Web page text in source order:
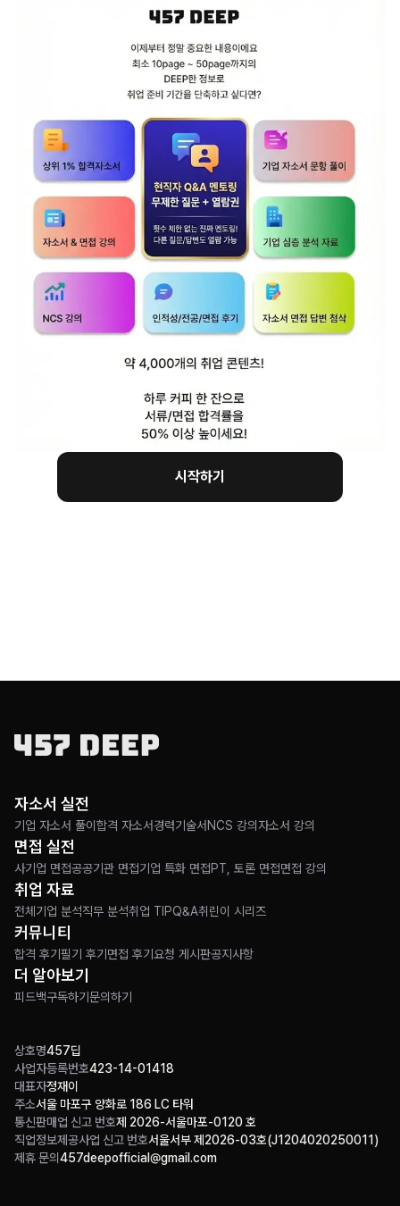
시작하기
상호명457딥
사업자등록번호423-14-01418
대표자정재이
주소서울 마포구 양화로 186 LC 타워
통신판매업 신고 번호제 2026-서울마포-0120 호
직업정보제공사업 신고 번호서울서부 제2026-03호(J1204020250011)
제휴 문의 457deepofficial@gmail.com
자소서 실전
기업 자소서 풀이 합격 자소서경력기술서 NCS 강의자소서 강의
면접 실전
사기업 면접공공기관 면접기업 특화 면접PT, 토론 면접면접 강의
취업 자료
전체 기업 분석직무 분석취업 TIPQ&A취린이 시리즈
커뮤니티
합격 후기 필기 후기 면접 후기 요청 게시판공지사항
더 알아보기
피드백구독하기 문의하기